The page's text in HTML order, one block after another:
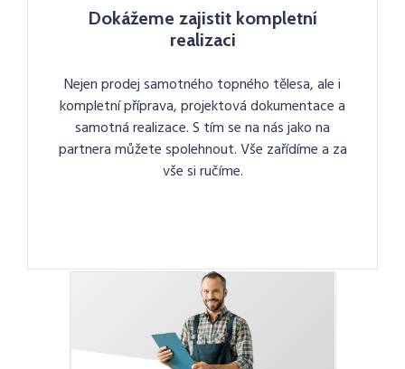
Dokážeme zajistit kompletní
realizaci
Nejen prodej samotného topného tělesa, ale i
kompletní příprava, projektová dokumentace a
samotná realizace. S tím se na nás jako na
partnera můžete spolehnout. Vše zařídíme a za
vše si ručíme.